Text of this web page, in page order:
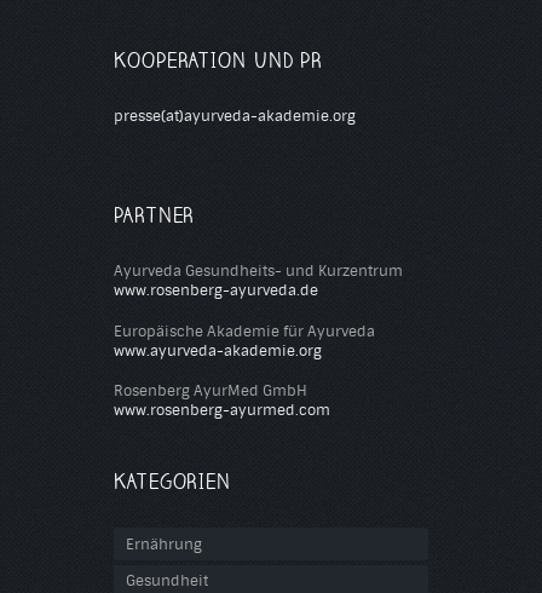
KOOPERATION UND PR
presse(at)ayurveda-akademie.org
PARTNER
Ayurveda Gesundheits- und Kurzentrum
www.rosenberg-ayurveda.de
Europäische Akademie für Ayurveda
www.ayurveda-akademie.org
Rosenberg AyurMed GmbH
www.rosenberg-ayurmed.com
KATEGORIEN
Ernährung
Gesundheit